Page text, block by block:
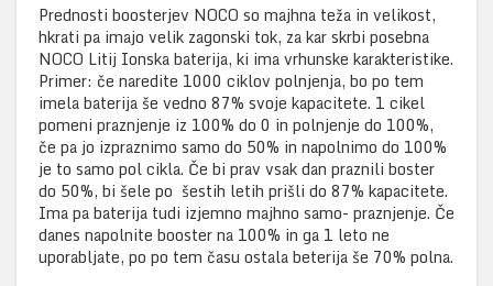
Prednosti boosterjev NOCO so majhna teža in velikost,
hkrati pa imajo velik zagonski tok, za kar skrbi posebna
NOCO Litij Ionska baterija, ki ima vrhunske karakteristike.
Primer: če naredite 1000 ciklov polnjenja, bo po tem
imela baterija še vedno 87% svoje kapacitete. 1 cikel
pomeni praznjenje iz 100% do 0 in polnjenje do 100%,
če pa jo izpraznimo samo do 50% in napolnimo do 100%
je to samo pol cikla. Če bi prav vsak dan praznili boster
do 50%, bi šele po šestih letih prišli do 87% kapacitete.
Ima pa baterija tudi izjemno majhno samo- praznjenje. Če
danes napolnite booster na 100% in ga 1 leto ne
uporabljate, po po tem času ostala beterija še 70% polna.